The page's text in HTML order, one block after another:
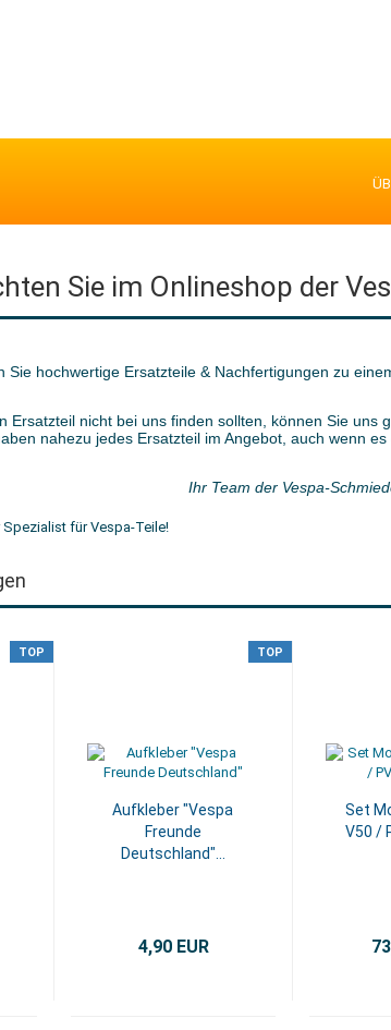
Sie im Onlineshop der
Sie hochwertige Ersatzteile & Nachfertigungen zu
Ersatzteil nicht bei uns finden sollten, können Sie uns
nahezu jedes Ersatzteil im Angebot, auch wenn
Ihr Team der Vespa-
TOP TOP
Aufkleber "Vespa
Freunde
Deutschland"...
4,90 EUR
Set
V50 /